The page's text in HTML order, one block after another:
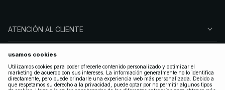
ATENCIÓN AL CLIENTE
SOBRE NA-KD
SÍGUENOS